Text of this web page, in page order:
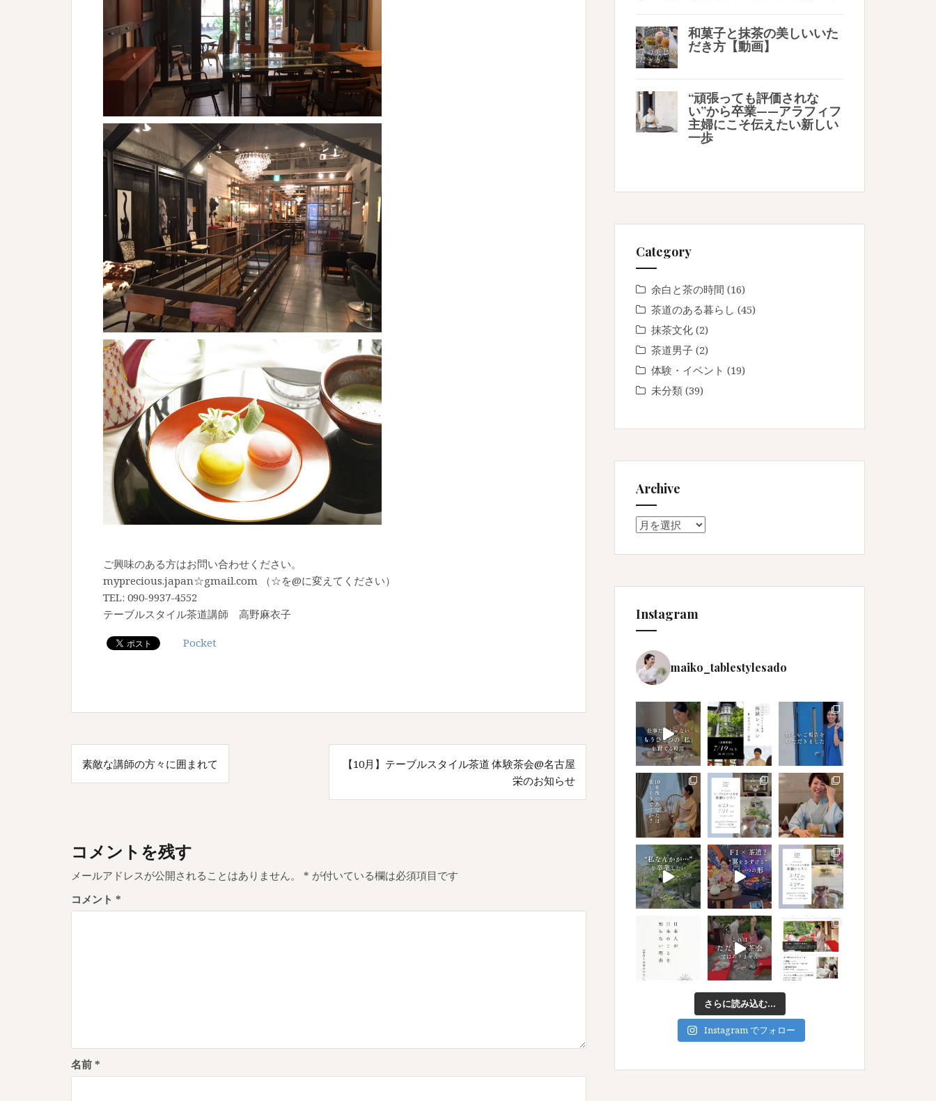
ご興味のある方はお問い合わせください。
myprecious.japan☆gmail.com （☆を@に変えてください）
TEL: 090-9937-4552
テーブルスタイル茶道講師 高野麻衣子
Pocket
投
稿
ゲ
ー
シ
ョ
素敵な講師の方々に囲まれて
【10月】テーブルスタイル茶道 体験茶会@名古屋
栄のお知らせ
コメントを残す
メールアドレスが公開されることはありません。 * が付いている欄は必須項目です
コメント *
名前 *
和菓子と抹茶の美しいいた
だき方【動画】
“頑張っても評価されな
い”から卒業——アラフィフ
主婦にこそ伝えたい新しい
一歩
Category
余白と茶の時間 (16)
茶道のある暮らし (45)
抹茶文化 (2)
茶道男子 (2)
体験・イベント (19)
未分類 (39)
Archive
Archive
Instagram
maiko_tablestylesado
さらに読み込む...
Instagram でフォロー